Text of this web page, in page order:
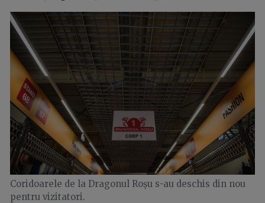
Coridoarele de la Dragonul Roșu s-au deschis din nou
pentru vizitatori.